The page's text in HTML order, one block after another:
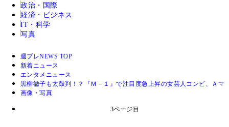
政治・国際
経済・ビジネス
IT・科学
写真
週プレNEWS TOP
新着ニュース
エンタメニュース
黒柳徹子も太鼓判！？『Ｍ－１』で注目度急上昇の女芸人コンビ、Ａマ
画像・写真
3ページ目